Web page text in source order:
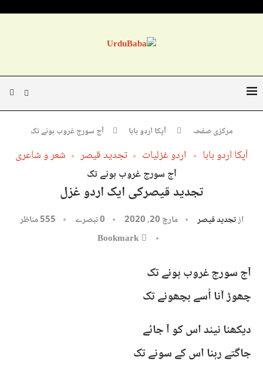
مرکزی صفحہ آپکا اردو بابا آج سورج غروب ہونے تک
آپکا اردو بابا اردو غزلیات تجدید قیصر شعر و شاعری
آج سورج غروب ہونے تک
تجدید قیصرکی ایک اردو غزل
ازتجدید قیصر مارچ 20, 2020 0 تبصرے 555مناظر
Bookmark
آج سورج غروب ہونے تک
چھوڑ آنا اُسے بچھونے تک
دیکھنا نیند اس کو آ جائے
جاگتے رہنا اس کے سونے تک